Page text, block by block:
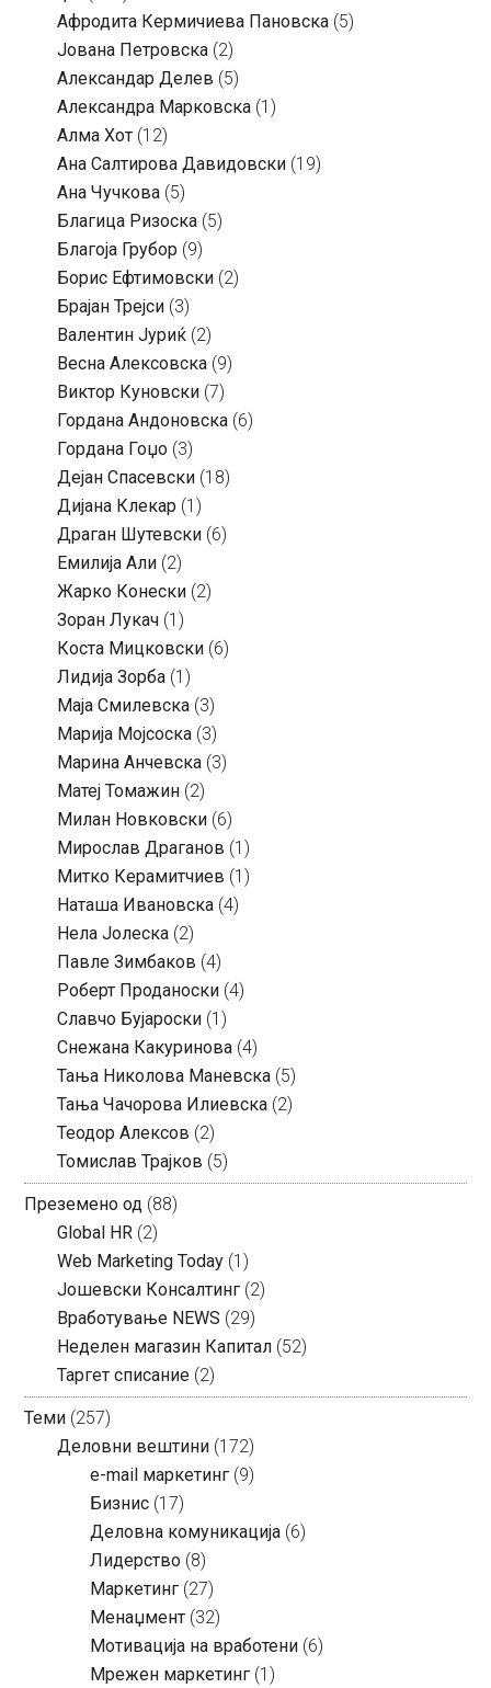
Aфродита Кермичиева Пановска (5)
Јована Петровска (2)
Александар Делев (5)
Александра Марковска (1)
Алма Хот (12)
Ана Салтирова Давидовски (19)
Ана Чучкова (5)
Благица Ризоска (5)
Благоја Грубор (9)
Борис Ефтимовски (2)
Брајан Трејси (3)
Валентин Јуриќ (2)
Весна Алексовска (9)
Виктор Куновски (7)
Гордана Андоновска (6)
Гордана Гоџо (3)
Дејан Спасевски (18)
Дијана Клекар (1)
Драган Шутевски (6)
Емилија Али (2)
Жарко Конески (2)
Зоран Лукач (1)
Коста Мицковски (6)
Лидија Зорба (1)
Маја Смилевска (3)
Марија Мојсоска (3)
Марина Анчевска (3)
Матеј Томажин (2)
Милан Новковски (6)
Мирослав Драганов (1)
Митко Керамитчиев (1)
Наташа Ивановска (4)
Нела Јолеска (2)
Павле Зимбаков (4)
Роберт Проданоски (4)
Славчо Бујароски (1)
Снежана Какуринова (4)
Тања Николова Маневска (5)
Тања Чачорова Илиевска (2)
Теодор Алексов (2)
Томислав Трајков (5)
Преземено од (88)
Global HR (2)
Web Marketing Today (1)
Јошевски Консалтинг (2)
Вработување NEWS (29)
Неделен магазин Капитал (52)
Таргет списание (2)
Теми (257)
Деловни вештини (172)
e-mail маркетинг (9)
Бизнис (17)
Деловна комуникација (6)
Лидерство (8)
Маркетинг (27)
Менаџмент (32)
Мотивација на вработени (6)
Мрежен маркетинг (1)